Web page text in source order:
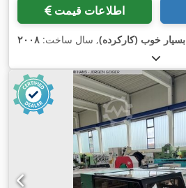
اطلاعات قیمت
بسیار خوب (کارکرده), سال ساخت: ۲۰۰۸